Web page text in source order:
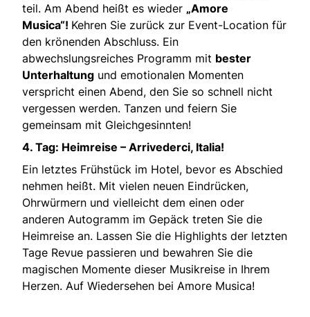
teil. Am Abend heißt es wieder „Amore
Musica“! Kehren Sie zurück zur Event-Location für
den krönenden Abschluss. Ein
abwechslungsreiches Programm mit bester
Unterhaltung und emotionalen Momenten
verspricht einen Abend, den Sie so schnell nicht
vergessen werden. Tanzen und feiern Sie
gemeinsam mit Gleichgesinnten!
4. Tag: Heimreise – Arrivederci, Italia!
Ein letztes Frühstück im Hotel, bevor es Abschied
nehmen heißt. Mit vielen neuen Eindrücken,
Ohrwürmern und vielleicht dem einen oder
anderen Autogramm im Gepäck treten Sie die
Heimreise an. Lassen Sie die Highlights der letzten
Tage Revue passieren und bewahren Sie die
magischen Momente dieser Musikreise in Ihrem
Herzen. Auf Wiedersehen bei Amore Musica!